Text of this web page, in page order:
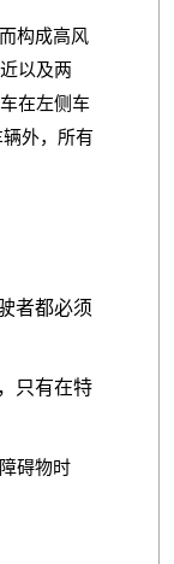
构成高风
以及两
在左侧车
外，所有
者都必须
只有在特
碍物时